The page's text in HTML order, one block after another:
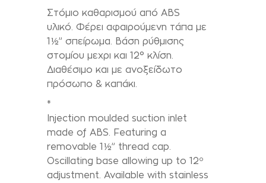
Στόµιο καθαρισµού από ABS
υλικό. Φέρει αφαιρούµενη τάπα µε
1½” σπείρωµα. Βάση ρύθµισης
στοµίου µεχρι και 12° κλίση.
Διαθέσιµο και µε ανοξείδωτο
πρόσωπο & καπάκι.
*
Injection moulded suction inlet
made of ABS. Featuring a
removable 1½” thread cap.
Oscillating base allowing up to 12º
adjustment. Available with stainless